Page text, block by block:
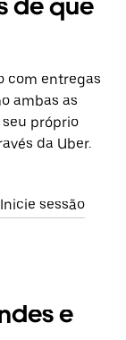
de que
com entregas
ambas as
próprio
da Uber.
sessão
e